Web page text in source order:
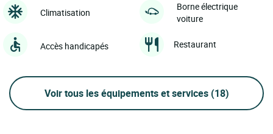
Climatisation
Borne électrique
voiture
Accès handicapés Restaurant
Voir tous les équipements et services (18)